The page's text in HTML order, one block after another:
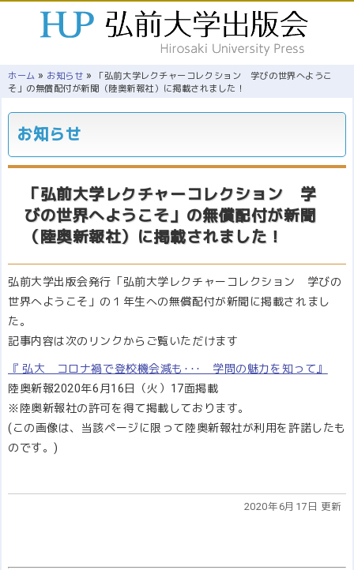
ホーム » お知らせ »
「弘前大学レクチャーコレクション 学びの世界へようこ
そ」の無償配付が新聞（陸奥新報社）に掲載されました！
お知らせ
「弘前大学レクチャーコレクション 学
びの世界へようこそ」の無償配付が新聞
（陸奥新報社）に掲載されました！
弘前大学出版会発行「弘前大学レクチャーコレクション 学びの
世界へようこそ」の１年生への無償配付が新聞に掲載されまし
た。
記事内容は次のリンクからご覧いただけます
『 弘大 コロナ禍で登校機会減も･･･ 学問の魅力を知って』
陸奥新報2020年6月16日（火）17面掲載
※陸奥新報社の許可を得て掲載しております。
(この画像は、当該ページに限って陸奥新報社が利用を許諾したも
のです。)
2020年6月17日 更新